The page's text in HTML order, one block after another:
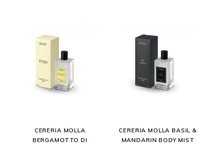
CERERIA MOLLA
BERGAMOTTO DI
CERERIA MOLLA BASIL &
MANDARIN BODY MIST